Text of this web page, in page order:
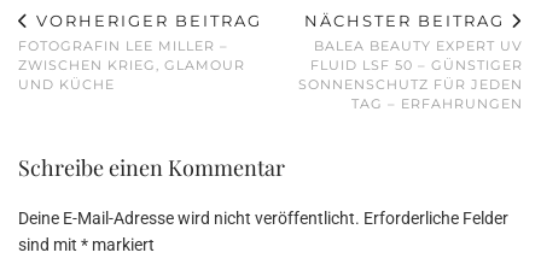
VORHERIGER BEITRAG
FOTOGRAFIN LEE MILLER –
ZWISCHEN KRIEG, GLAMOUR
UND KÜCHE
NÄCHSTER BEITRAG
BALEA BEAUTY EXPERT UV
FLUID LSF 50 – GÜNSTIGER
SONNENSCHUTZ FÜR JEDEN
TAG – ERFAHRUNGEN
Schreibe einen Kommentar
Deine E-Mail-Adresse wird nicht veröffentlicht. Erforderliche Felder
sind mit * markiert